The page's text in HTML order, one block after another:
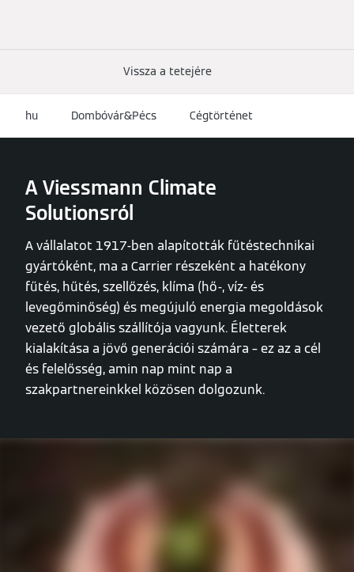
Vissza a tetejére
hu Dombóvár&Pécs Cégtörténet
A Viessmann Climate
Solutionsról
A vállalatot 1917-ben alapították fűtéstechnikai
gyártóként, ma a Carrier részeként a hatékony
fűtés, hűtés, szellőzés, klíma (hő-, víz- és
levegőminőség) és megújuló energia megoldások
vezető globális szállítója vagyunk. Életterek
kialakítása a jövő generációi számára – ez az a cél
és felelősség, amin nap mint nap a
szakpartnereinkkel közösen dolgozunk.